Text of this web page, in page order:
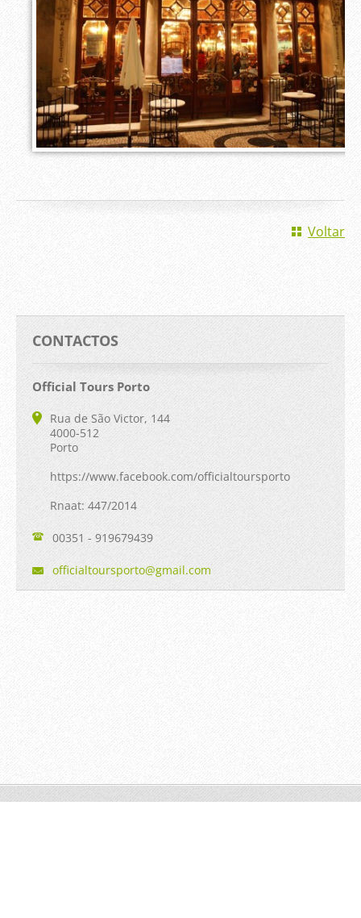
Voltar
CONTACTOS
Official Tours Porto
Rua de São Victor, 144
4000-512
Porto
https://www.facebook.com/officialtoursporto
Rnaat: 447/2014
00351 - 919679439
officialtoursporto@gmail.com